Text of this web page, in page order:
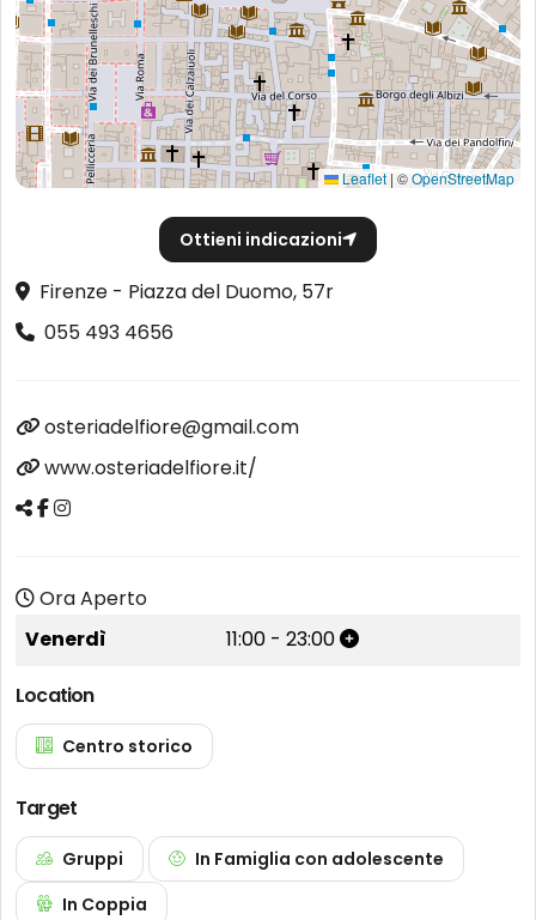
Leaflet | ©OpenStreetMap
Ottieni indicazioni
Firenze - Piazza del Duomo, 57r
055 493 4656
osteriadelfiore@gmail.com
www.osteriadelfiore.it/
Ora Aperto
Venerdì
11:00 - 23:00
Location
Centro storico
Target
Gruppi
In Famiglia con adolescente
In Coppia